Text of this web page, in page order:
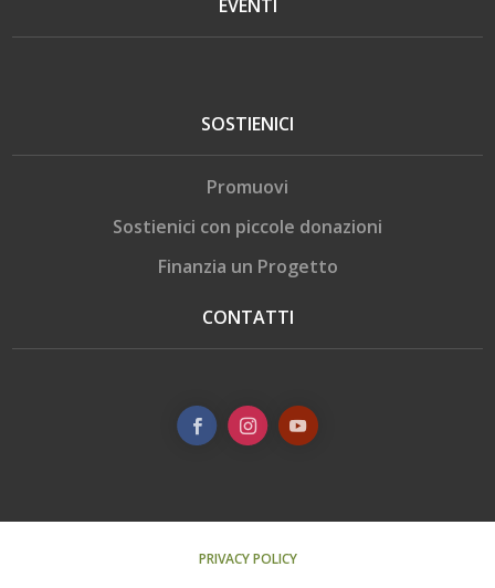
EVENTI
SOSTIENICI
Promuovi
Sostienici con piccole donazioni
Finanzia un Progetto
CONTATTI
PRIVACY POLICY